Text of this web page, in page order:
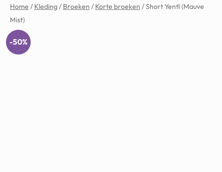
Home / Kleding/ Broeken / Korte broeken / Short Yentl (Mauve
Mist)
-50%